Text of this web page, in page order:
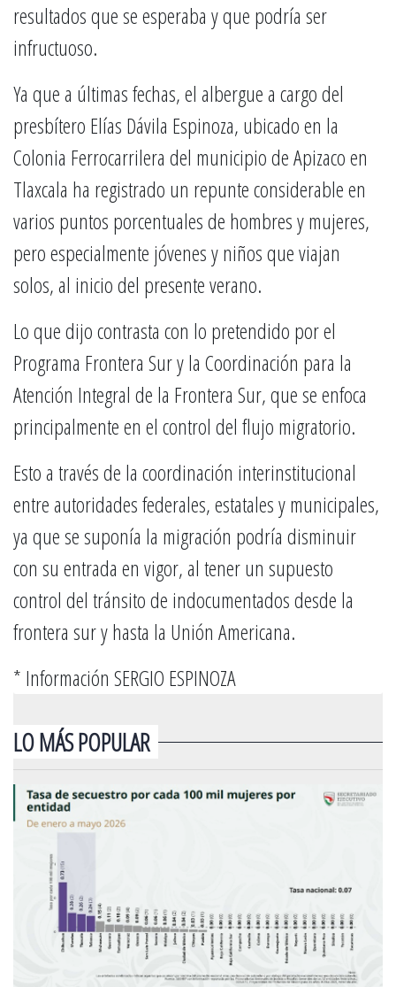
resultados que se esperaba y que podría ser
infructuoso.
Ya que a últimas fechas, el albergue a cargo del
presbítero Elías Dávila Espinoza, ubicado en la
Colonia Ferrocarrilera del municipio de Apizaco en
Tlaxcala ha registrado un repunte considerable en
varios puntos porcentuales de hombres y mujeres,
pero especialmente jóvenes y niños que viajan
solos, al inicio del presente verano.
Lo que dijo contrasta con lo pretendido por el
Programa Frontera Sur y la Coordinación para la
Atención Integral de la Frontera Sur, que se enfoca
principalmente en el control del flujo migratorio.
Esto a través de la coordinación interinstitucional
entre autoridades federales, estatales y municipales,
ya que se suponía la migración podría disminuir
con su entrada en vigor, al tener un supuesto
control del tránsito de indocumentados desde la
frontera sur y hasta la Unión Americana.
* Información SERGIO ESPINOZA
LO MÁS POPULAR